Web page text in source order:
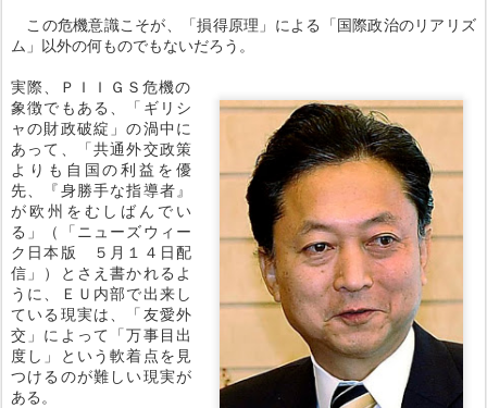
この危機意識こそが、「損得原理」による「国際政治のリアリズ
ム」以外の何ものでもないだろう。
実際、ＰＩＩＧＳ危機の
象徴でもある、「ギリシ
ャの財政破綻」の渦中に
あって、「共通外交政策
よりも自国の利益を優
先、『身勝手な指導者』
が欧州をむしばんでい
る」（「ニューズウィー
ク日本版 ５月１４日配
信」）とさえ書かれるよ
うに、ＥＵ内部で出来し
ている現実は、「友愛外
交」によって「万事目出
度し」という軟着点を見
つけるのが難しい現実が
ある。